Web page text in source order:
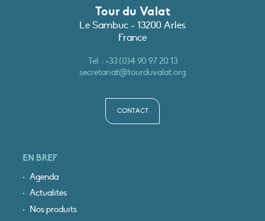
Tour du Valat
Le Sambuc - 13200 Arles
France
Tél. :+33 (0)4 90 97 20 13
secretariat@tourduvalat.org
CONTACT
EN BREF
Agenda
Actualités
Nos produits